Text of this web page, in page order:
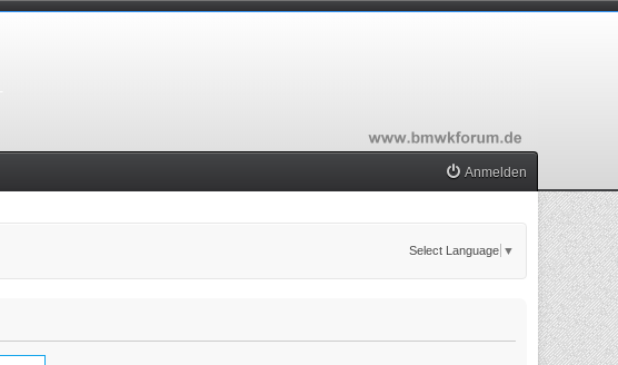
Anmelden
Select Language ▼